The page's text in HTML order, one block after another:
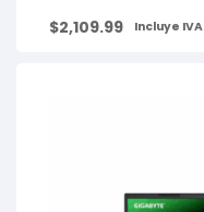
$2,109.99 Incluye IVA